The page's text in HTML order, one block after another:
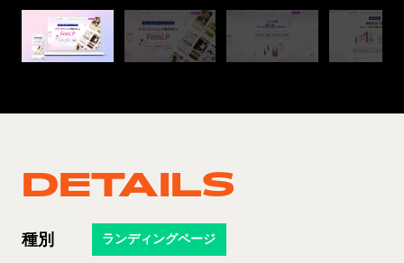
DETAILS
種別 ランディングページ